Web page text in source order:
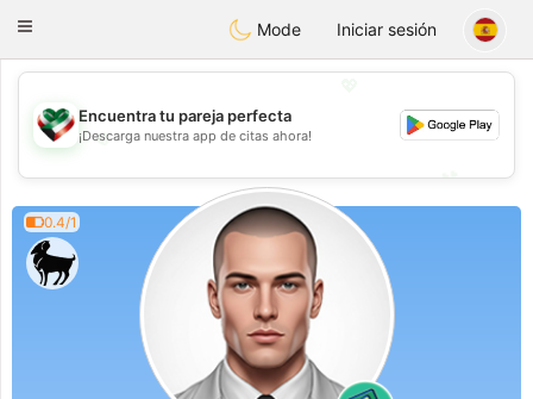
KuwaitChat
Toggle
Mode Iniciar sesión
💖
💕
💕
Encuentra tu pareja perfecta
¡Descarga nuestra app de citas ahora!
0.4/1